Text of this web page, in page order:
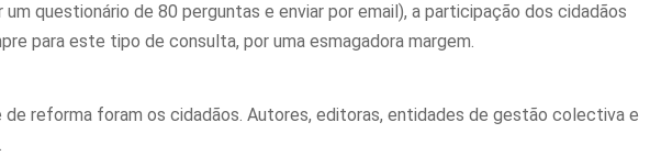
questionário de 80 perguntas e enviar por email), a participação dos cidadãos
para este tipo de consulta, por uma esmagadora margem.
de reforma foram os cidadãos. Autores, editoras, entidades de gestão colectiva e
.